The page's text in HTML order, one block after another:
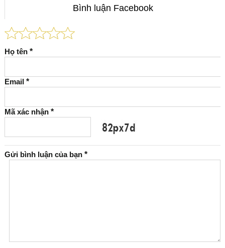
Bình luận Facebook
Họ tên *
Email *
Mã xác nhận *
Gửi bình luận của bạn *